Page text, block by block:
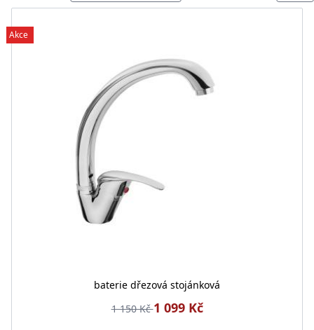
Akce
baterie dřezová stojánková
1 150 Kč1 099 Kč